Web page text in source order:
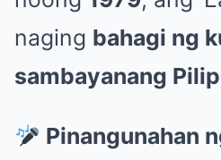
naging bahagi ng
sambayanang
Pinangunahan